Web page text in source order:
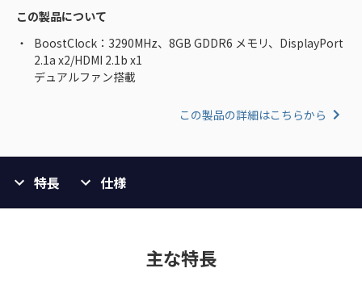
この製品について
BoostClock：3290MHz、8GB GDDR6 メモリ、DisplayPort
2.1a x2/HDMI 2.1b x1
デュアルファン搭載
この製品の詳細はこちらから
特長 仕様
主な特長